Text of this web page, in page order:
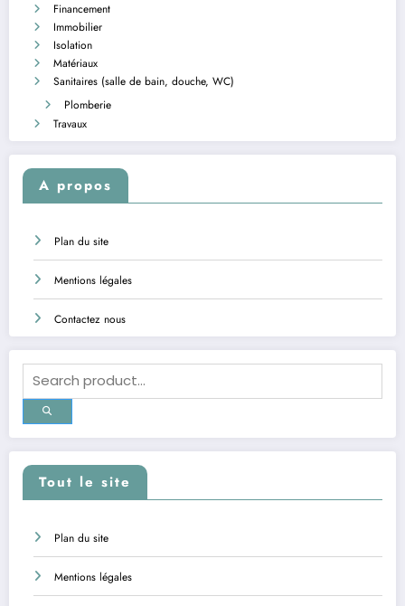
Financement
Immobilier
Isolation
Matériaux
Sanitaires (salle de bain, douche, WC)
Plomberie
Travaux
A propos
Plan du site
Mentions légales
Contactez nous
Tout le site
Plan du site
Mentions légales